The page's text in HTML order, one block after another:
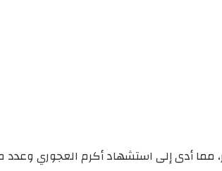
مما أدى إلى استشهاد أكرم العجوري وعدد